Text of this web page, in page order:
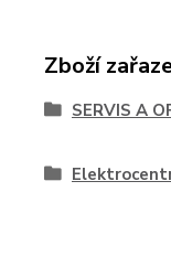
Zboží
SERVIS A